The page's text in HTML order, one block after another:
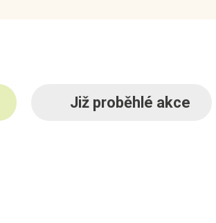
Již proběhlé akce